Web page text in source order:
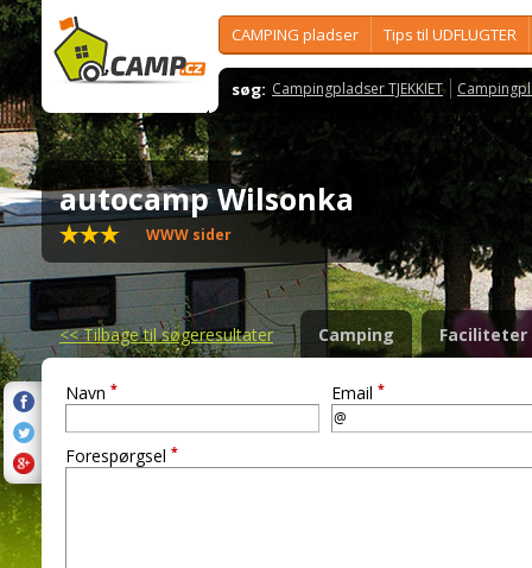
CAMPING pladser Tips til UDFLUGTER
søg: Campingpladser TJEKKIET
autocamp Wilsonka
WWW sider
<<Tilbage til søgeresultater Camping Faciliteter
Navn * Email *
Forespørgsel *